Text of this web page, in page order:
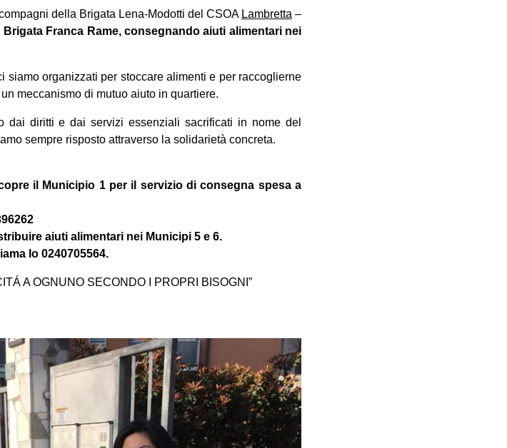
della Brigata Lena-Modotti del CSOA Lambretta –
Brigata Franca Rame, consegnando aiuti alimentari nei
siamo organizzati per stoccare alimenti e per raccoglierne
meccanismo di mutuo aiuto in quartiere.
dai diritti e dai servizi essenziali sacrificati in nome del
sempre risposto attraverso la solidarietà concreta.
il Municipio 1 per il servizio di consegna spesa a
aiuti alimentari nei Municipi 5 e 6.
lo 0240705564.
A OGNUNO SECONDO I PROPRI BISOGNI”